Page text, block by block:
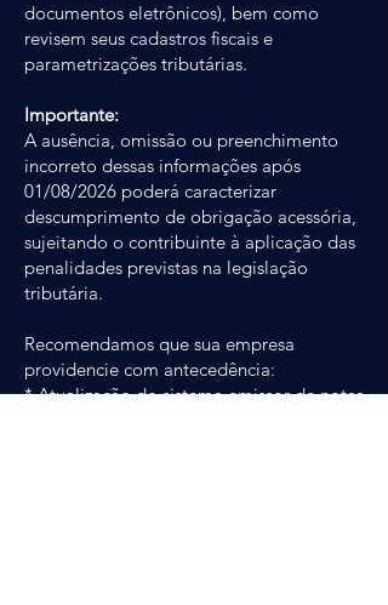
documentos eletrônicos), bem como
revisem seus cadastros fiscais e
parametrizações tributárias.
Importante:
A ausência, omissão ou preenchimento
incorreto dessas informações após
01/08/2026 poderá caracterizar
descumprimento de obrigação acessória,
sujeitando o contribuinte à aplicação das
penalidades previstas na legislação
tributária.
Recomendamos que sua empresa
providencie com antecedência:
* Atualização do sistema emissor de notas